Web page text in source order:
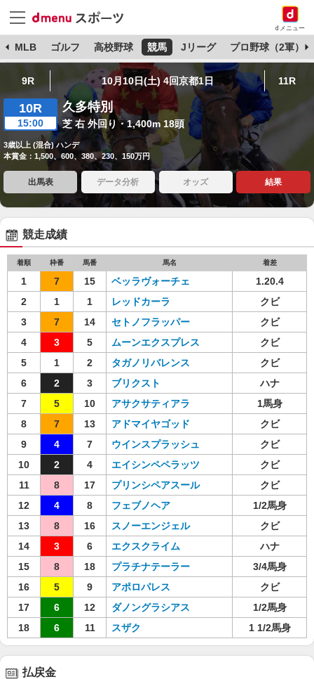
dメニュー
MLB ゴルフ 高校野球 競馬 Jリーグ プロ野球（2軍）
9R 10月10日(土) 4回京都1日 11R
10R
15:00
久多特別
芝 右 外回り・1,400m 18頭
3歳以上 (混合) ハンデ
本賞金：1,500、600、380、230、150万円
出馬表 データ分析 オッズ 結果
競走成績
着順 枠番 馬番 馬名 着差
1 7 15 ベッラヴォーチェ
1.20.4
2
1 1 レッドカーラ
クビ
3
7 14 セトノフラッパー
クビ
4
3 5 ムーンエクスプレス
クビ
5
1 2 タガノリバレンス
クビ
6
2 3 ブリクスト
ハナ
7
5 10 アサクサティアラ
1馬身
8
7 13 アドマイヤゴッド
クビ
9
4 7 ウインスプラッシュ
クビ
10
2 4 エイシンペペラッツ
クビ
11
8 17 プリンシペアスール
クビ
12
4 8 フェブノヘア
1/2馬身
13
8 16 スノーエンジェル
クビ
14
3 6 エクスクライム
ハナ
15
8 18 プラチナテーラー
3/4馬身
16
5 9 アポロパレス
クビ
17
6 12 ダノングラシアス
1/2馬身
18
6 11 スザク 1 1/2馬身
払戻金